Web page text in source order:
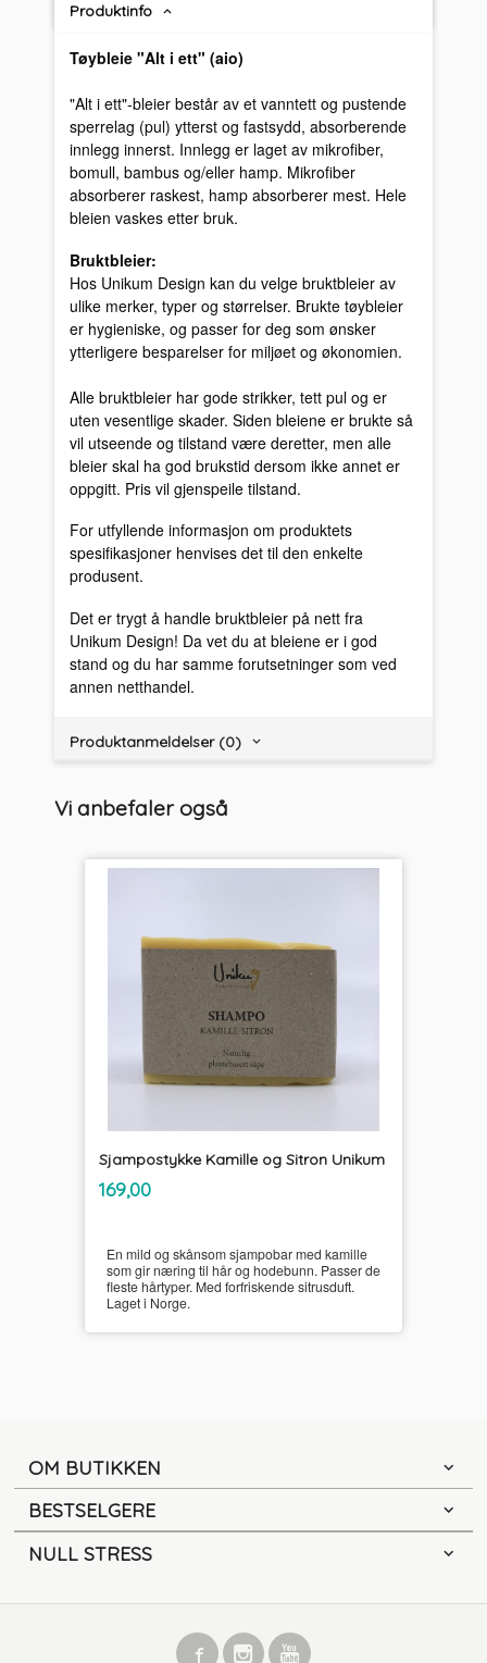
Produktinfo
Tøybleie "Alt i ett" (aio)
"Alt i ett"-bleier består av et vanntett og pustende
sperrelag (pul) ytterst og fastsydd, absorberende
innlegg innerst. Innlegg er laget av mikrofiber,
bomull, bambus og/eller hamp. Mikrofiber
absorberer raskest, hamp absorberer mest. Hele
bleien vaskes etter bruk.
Bruktbleier:
Hos Unikum Design kan du velge bruktbleier av
ulike merker, typer og størrelser. Brukte tøybleier
er hygieniske, og passer for deg som ønsker
ytterligere besparelser for miljøet og økonomien.
Alle bruktbleier har gode strikker, tett pul og er
uten vesentlige skader. Siden bleiene er brukte så
vil utseende og tilstand være deretter, men alle
bleier skal ha god brukstid dersom ikke annet er
oppgitt. Pris vil gjenspeile tilstand.
For utfyllende informasjon om produktets
spesifikasjoner henvises det til den enkelte
produsent.
Det er trygt å handle bruktbleier på nett fra
Unikum Design! Da vet du at bleiene er i god
stand og du har samme forutsetninger som ved
annen netthandel.
Produktanmeldelser (0)
Vi anbefaler også
Sjampostykke Kamille og Sitron Unikum
Pris
169,00inkl.
mva.
En mild og skånsom sjampobar med kamille
som gir næring til hår og hodebunn. Passer de
fleste hårtyper. Med forfriskende sitrusduft.
Laget i Norge.
OM BUTIKKEN
BESTSELGERE
NULL STRESS